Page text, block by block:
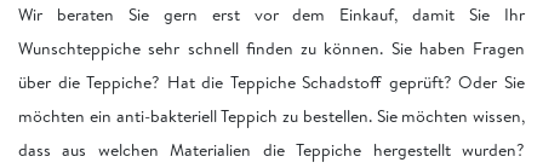
Wir beraten Sie gern erst vor dem Einkauf, damit Sie Ihr
Wunschteppiche sehr schnell finden zu können. Sie haben Fragen
über die Teppiche? Hat die Teppiche Schadstoff geprüft? Oder Sie
möchten ein anti-bakteriell Teppich zu bestellen. Sie möchten wissen,
dass aus welchen Materialien die Teppiche hergestellt wurden?